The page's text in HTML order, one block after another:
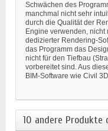
Schwächen des
manchmal nicht sehr
durch die Qualität der
Engine verwenden,
dedizierter Rendering-
das Programm das
nicht für den Tiefbau
vorbereitet sind. Aus
BIM-Software wie Civil
10 andere Produkte